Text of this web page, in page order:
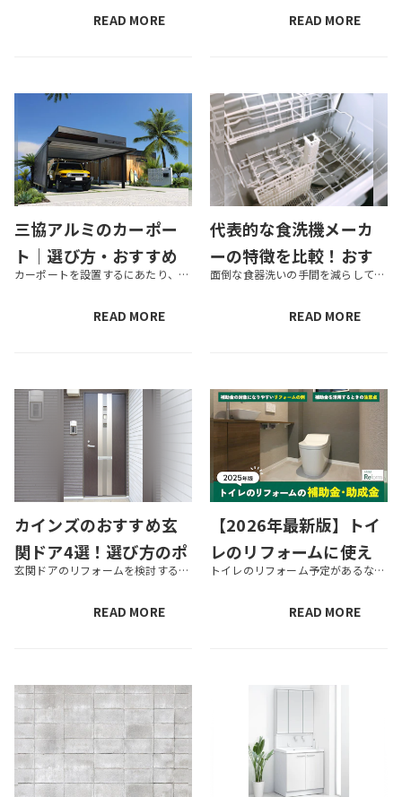
トや料金相場を解説
READ MORE
ぶポイントを解説
READ MORE
三協アルミのカーポー
ト｜選び方・おすすめ
商品・設置の流れを紹 カーポートを設置するにあたり、商品の選び方やおすすめの商品を調べている方も多いでしょう。数あるカーポートメーカーの中で三協アルミはおしゃれなデザインをラインナップしているのが特徴で、20種類以上もの商品が展開されています...
READ MORE
代表的な食洗機メーカ
ーの特徴を比較！おす
すめ製品も紹介
面倒な食器洗いの手間を減らしてくれる「食洗機」。近年は1人暮らしにぴったりなコンパクトサイズから、家族みんなの食器を洗える大容量タイプまで、幅広い製品が登場しています。さまざまなメーカーが食洗機を取り扱っているので、どの...
READ MORE
カインズのおすすめ玄
関ドア4選！選び方のポ
イントも紹介
玄関ドアのリフォームを検討する際、種類が豊富でどの商品を選ぶか迷うことはありませんか。 本記事では、玄関ドアのおすすめ商品や選び方のポイントなどを紹介します。リフォームにあたっての参考として、ぜひ内容をチェックしてみてく...
READ MORE
【2026年最新版】トイ
レのリフォームに使え
る補助金・助成金一覧
｜注意点も解説
トイレのリフォーム予定があるなら、補助金や助成金の活用を検討してみましょう。補助金や助成金が受けられると、費用負担を抑えられます。 この記事では、トイレのリフォームで活用できる可能性がある補助金や助成金についてまとめまし...
READ MORE